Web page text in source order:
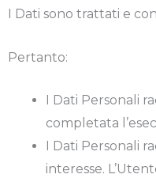
I Dati sono trattati e
Pertanto:
I Dati Personali
completata
I Dati Personali
interesse.